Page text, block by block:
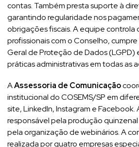
contas. Também presta suporte à
garantindo regularidade nos
obrigações fiscais. A equipe controla
profissionais com o Conselho,
Geral de Proteção de Dados (LGPD)
práticas administrativas em todas as
AAssessoria de Comunicação
institucional do COSEMS/SP em
site, LinkedIn, Instagram e Facebook.
responsável pela produção
pela organização de webinários. A
realizada por quatro empresas